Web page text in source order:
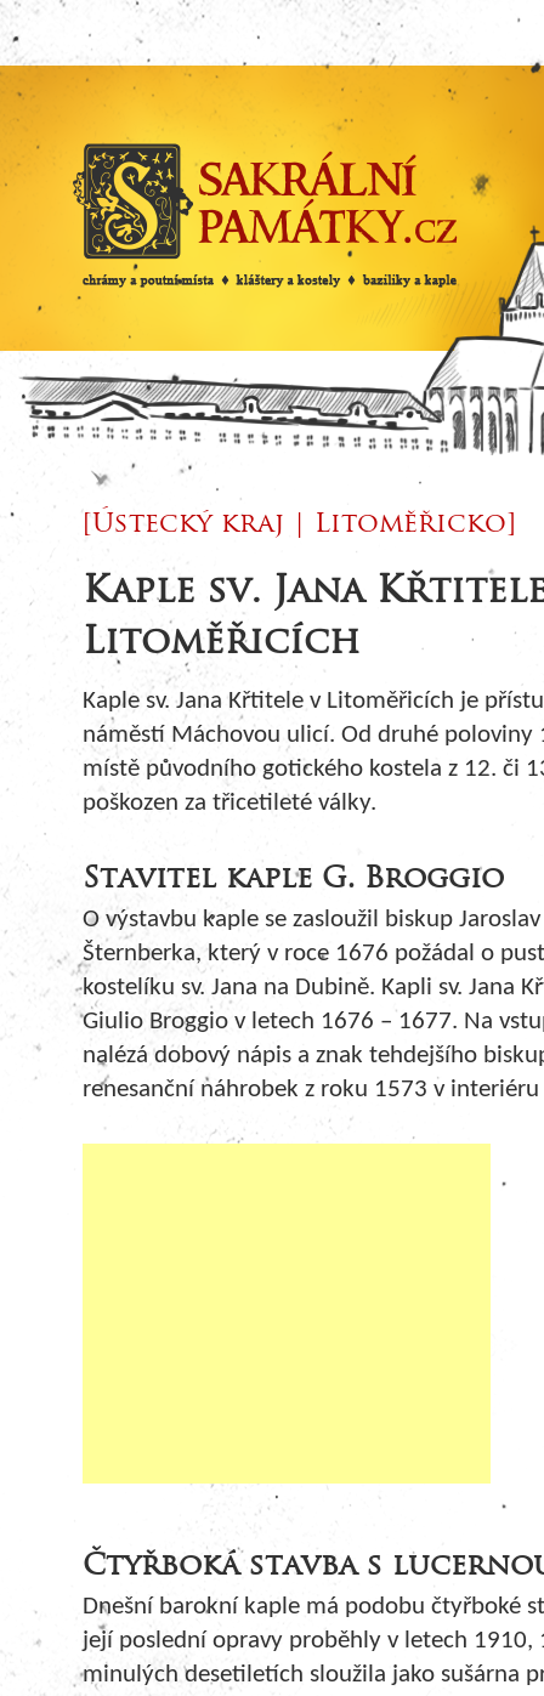
[Ústecký kraj | Litoměřicko]
Kaple sv. Jana
Litoměřicích
Kaple sv. Jana Křtitele v Litoměřicích je
náměstí Máchovou ulicí. Od druhé poloviny
místě původního gotického kostela z 12. či
poškozen za třicetileté války.
Stavitel kaple G. Broggio
O výstavbu kaple se zasloužil biskup
Šternberka, který v roce 1676 požádal o
kostelíku sv. Jana na Dubině. Kapli sv. Jana
Giulio Broggio v letech 1676 – 1677. Na
nalézá dobový nápis a znak tehdejšího
renesanční náhrobek z roku 1573 v interiéru
Čtyřboká stavba s
Dnešní barokní kaple má podobu čtyřboké
její poslední opravy proběhly v letech 1910,
minulých desetiletích sloužila jako sušárna